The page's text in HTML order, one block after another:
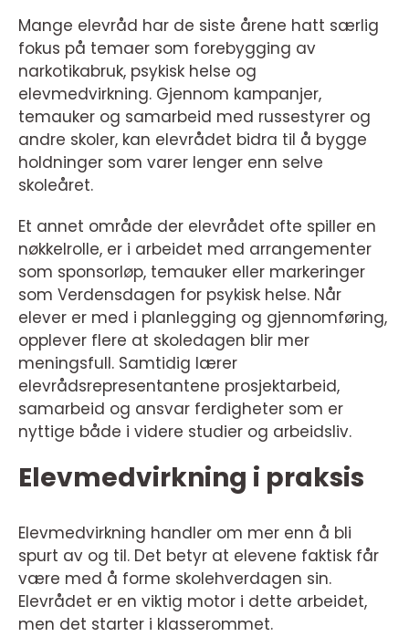
Mange elevråd har de siste årene hatt særlig
fokus på temaer som forebygging av
narkotikabruk, psykisk helse og
elevmedvirkning. Gjennom kampanjer,
temauker og samarbeid med russestyrer og
andre skoler, kan elevrådet bidra til å bygge
holdninger som varer lenger enn selve
skoleåret.
Et annet område der elevrådet ofte spiller en
nøkkelrolle, er i arbeidet med arrangementer
som sponsorløp, temauker eller markeringer
som Verdensdagen for psykisk helse. Når
elever er med i planlegging og gjennomføring,
opplever flere at skoledagen blir mer
meningsfull. Samtidig lærer
elevrådsrepresentantene prosjektarbeid,
samarbeid og ansvar ferdigheter som er
nyttige både i videre studier og arbeidsliv.
Elevmedvirkning i praksis
Elevmedvirkning handler om mer enn å bli
spurt av og til. Det betyr at elevene faktisk får
være med å forme skolehverdagen sin.
Elevrådet er en viktig motor i dette arbeidet,
men det starter i klasserommet.